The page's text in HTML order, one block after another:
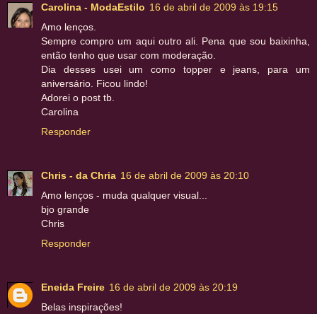
Carolina - ModaEstilo 16 de abril de 2009 às 19:15
Amo lenços.
Sempre compro um aqui outro ali. Pena que sou baixinha,
então tenho que usar com moderação.
Dia desses usei um como topper e jeans, para um
aniversário. Ficou lindo!
Adorei o post tb.
Carolina
Responder
Chris - da Chria 16 de abril de 2009 às 20:10
Amo lenços - muda qualquer visual...
bjo grande
Chris
Responder
Eneida Freire 16 de abril de 2009 às 20:19
Belas inspirações!